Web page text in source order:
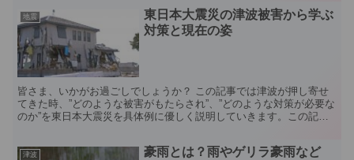
地震
東日本大震災の津波被害から学ぶ
対策と現在の姿
皆さま、いかがお過ごしでしょうか？ この記事では津波が押し寄せ
てきた時、”どのような被害がもたらされ”、”どのような対策が必要な
のか”を東日本大震災を具体例に優しく説明していきます。この記事
津波
豪雨とは？雨やゲリラ豪雨など